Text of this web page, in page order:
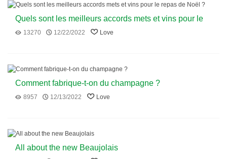
Quels sont les meilleurs accords mets et vins pour le
repas de Noël ?
13270 12/22/2022 Love
Comment fabrique-t-on du champagne ?
8957 12/13/2022 Love
All about the new Beaujolais